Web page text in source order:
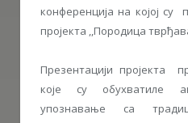
конференција на којој су
пројекта ,,Породица
Презентацији пројекта
које су обухватиле
упознавање са